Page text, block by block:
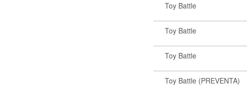
Toy Battle
Toy Battle
Toy Battle
Toy Battle (PREVENTA)